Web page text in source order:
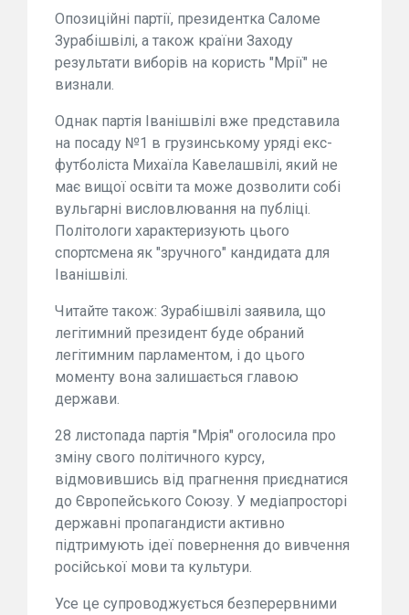
Опозиційні партії, президентка Саломе
Зурабішвілі, а також країни Заходу
результати виборів на користь "Мрії" не
визнали.
Однак партія Іванішвілі вже представила
на посаду №1 в грузинському уряді екс-
футболіста Михаїла Кавелашвілі, який не
має вищої освіти та може дозволити собі
вульгарні висловлювання на публіці.
Політологи характеризують цього
спортсмена як "зручного" кандидата для
Іванішвілі.
Читайте також: Зурабішвілі заявила, що
легітимний президент буде обраний
легітимним парламентом, і до цього
моменту вона залишається главою
держави.
28 листопада партія "Мрія" оголосила про
зміну свого політичного курсу,
відмовившись від прагнення приєднатися
до Європейського Союзу. У медіапросторі
державні пропагандисти активно
підтримують ідеї повернення до вивчення
російської мови та культури.
Усе це супроводжується безперервними